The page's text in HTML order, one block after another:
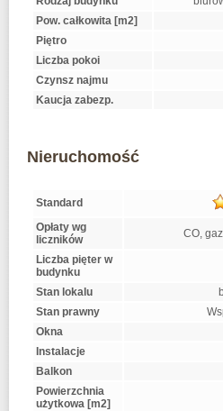
Pow. całkowita [m2]
Piętro
Liczba pokoi
Czynsz najmu
Kaucja zabezp.
Nieruchomość
Standard
Opłaty wg
liczników
CO,
Liczba pięter w
budynku
Stan lokalu
Stan prawny
Okna
Instalacje
Balkon
Powierzchnia
użytkowa [m2]